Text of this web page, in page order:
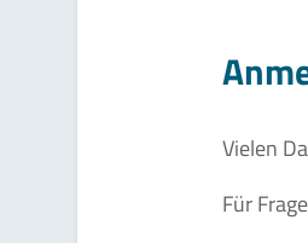
Vielen
Für